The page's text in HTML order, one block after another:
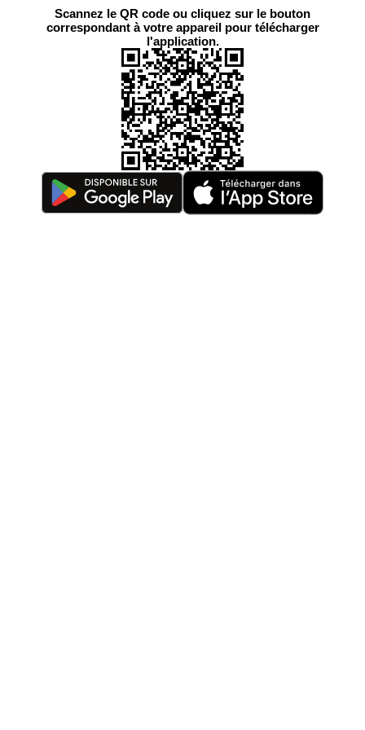
Scannez le QR code ou cliquez sur le bouton
correspondant à votre appareil pour télécharger
l'application.